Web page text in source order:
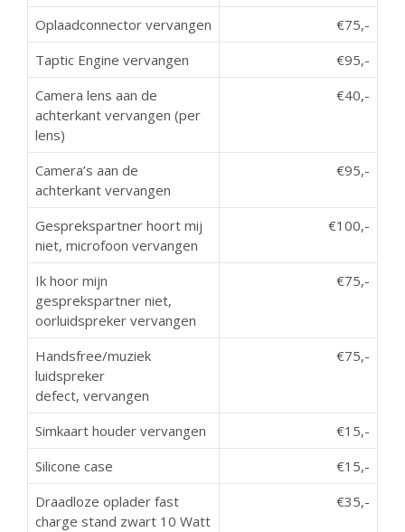
Oplaadconnector vervangen
€75,-
Taptic Engine vervangen
€95,-
Camera lens aan de
achterkant vervangen (per
lens)
€40,-
Camera’s aan de
achterkant vervangen
€95,-
Gesprekspartner hoort mij
niet, microfoon vervangen
€100,-
Ik hoor mijn
gesprekspartner niet,
oorluidspreker vervangen
€75,-
Handsfree/muziek
luidspreker
defect, vervangen
€75,-
Simkaart houder vervangen
€15,-
Silicone case
€15,-
Draadloze oplader fast
charge stand zwart 10 Watt
€35,-